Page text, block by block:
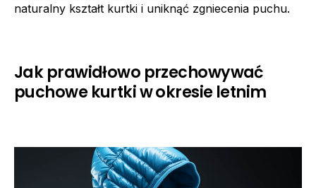
naturalny kształt kurtki i uniknąć zgniecenia puchu.
Jak prawidłowo przechowywać
puchowe kurtki w okresie letnim